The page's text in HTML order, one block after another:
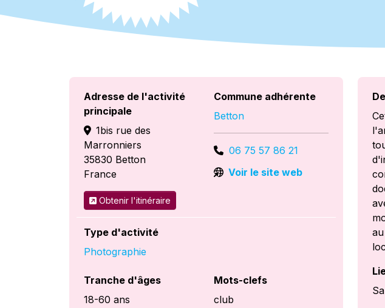
Adresse de l'activité
principale
1bis rue des
Marronniers
35830 Betton
France
Obtenir l'itinéraire
Commune adhérente
Betton
06 75 57 86 21
Voir le site web
Type d'activité
Photographie
Tranche d'âges
18-60 ans
Mots-clefs
club